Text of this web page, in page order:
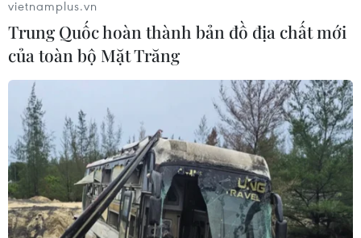
Lở đất tại Philippines khiến ít nhất 4
người thiệt mạng
06/08/2026 15:06
Trung Quốc thử nghiệm tuyến tàu
cao tốc xuyên vùng đất đóng băng
vĩnh cửu
06/08/2026 12:35
vietnamplus.vn
Trung Quốc hoàn thành bản đồ địa chất mới
của toàn bộ Mặt Trăng